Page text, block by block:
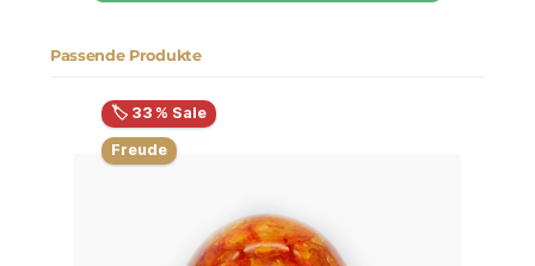
Passende Produkte
Produktgalerie überspringen
🏷️ 33 % Sale
Freude